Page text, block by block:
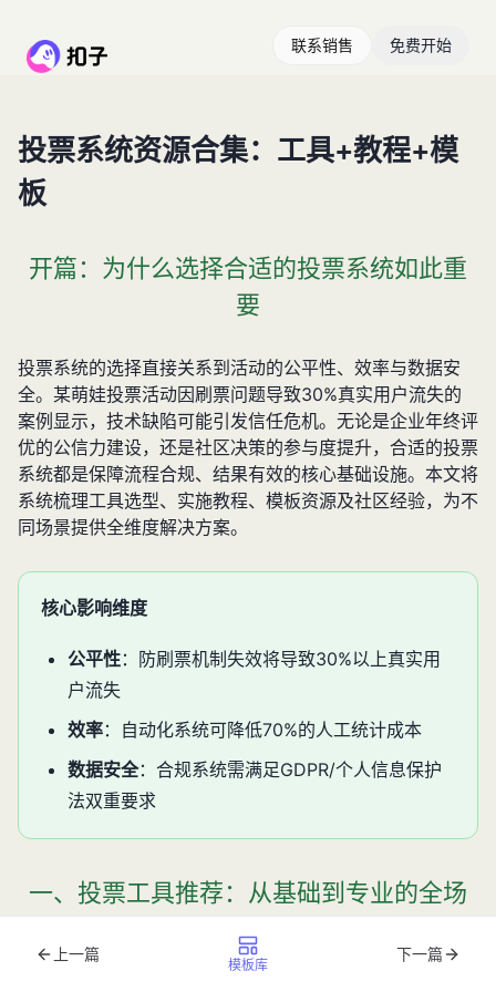
联系销售 免费开始
投票系统资源合集：工具+教程+模
板
开篇：为什么选择合适的投票系统如此重
要
投票系统的选择直接关系到活动的公平性、效率与数据安
全。某萌娃投票活动因刷票问题导致30%真实用户流失的
案例显示，技术缺陷可能引发信任危机。无论是企业年终评
优的公信力建设，还是社区决策的参与度提升，合适的投票
系统都是保障流程合规、结果有效的核心基础设施。本文将
系统梳理工具选型、实施教程、模板资源及社区经验，为不
同场景提供全维度解决方案。
核心影响维度
公平性：防刷票机制失效将导致30%以上真实用
户流失
效率：自动化系统可降低70%的人工统计成本
数据安全：合规系统需满足GDPR/个人信息保护
法双重要求
一、投票工具推荐：从基础到专业的全场
景覆盖
上一篇
模板库
下一篇